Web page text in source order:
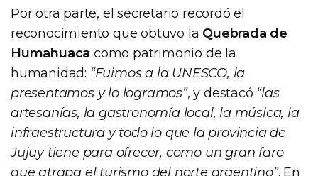
Por otra parte, el secretario recordó el
reconocimiento que obtuvo la Quebrada de
Humahuaca como patrimonio de la
humanidad: “Fuimos a la UNESCO, la
presentamos y lo logramos”, y destacó “las
artesanías, la gastronomía local, la música, la
infraestructura y todo lo que la provincia de
Jujuy tiene para ofrecer, como un gran faro
que atrapa el turismo del norte argentino”. En